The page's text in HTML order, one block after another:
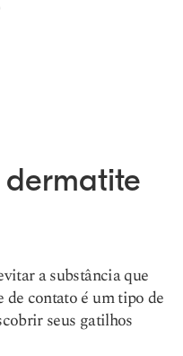
a substância que
de contato é um tipo de
seus gatilhos